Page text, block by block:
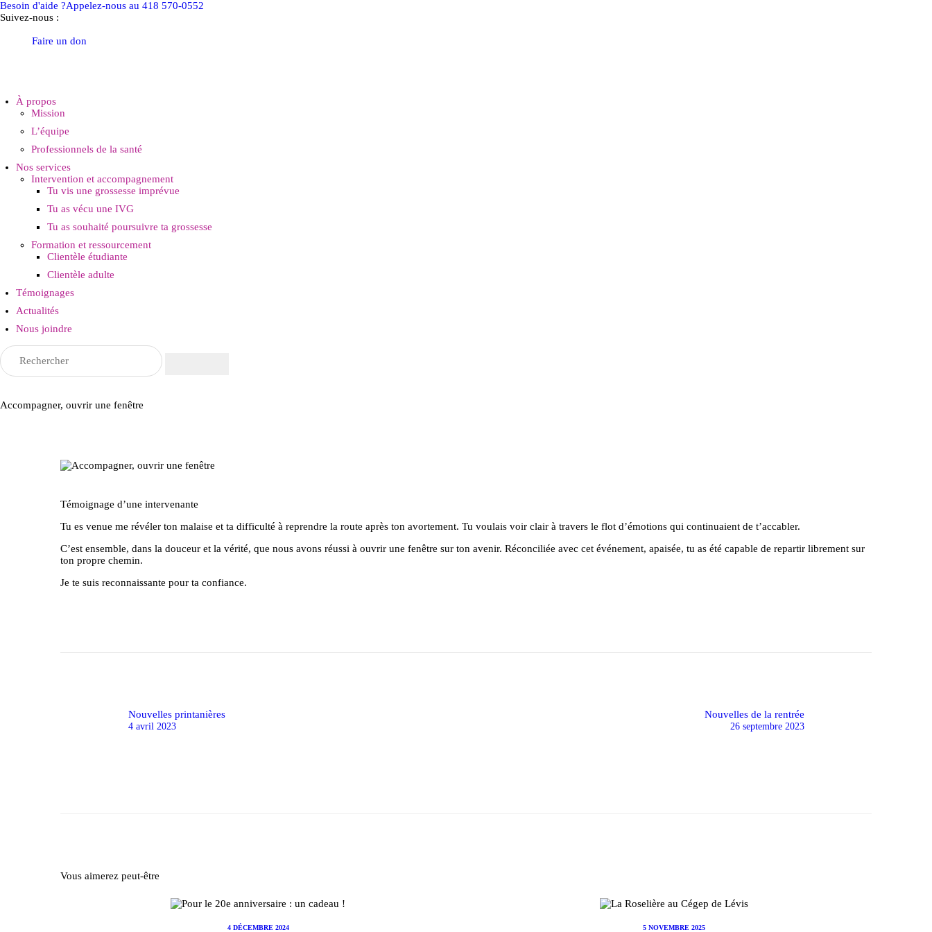
Besoin d'aide ?Appelez-nous au 418 570-0552
Suivez-nous :
Faire un don
À propos
Mission
L’équipe
Professionnels de la santé
Nos services
Intervention et accompagnement
Tu vis une grossesse imprévue
Tu as vécu une IVG
Tu as souhaité poursuivre ta grossesse
Formation et ressourcement
Clientèle étudiante
Clientèle adulte
Témoignages
Actualités
Nous joindre
Accompagner, ouvrir une fenêtre
Témoignage d’une intervenante
Tu es venue me révéler ton malaise et ta difficulté à reprendre la route après ton avortement. Tu voulais voir clair à travers le flot d’émotions qui continuaient de t’accabler.
C’est ensemble, dans la douceur et la vérité, que nous avons réussi à ouvrir une fenêtre sur ton avenir. Réconciliée avec cet événement, apaisée, tu as été capable de repartir librement sur
ton propre chemin.
Je te suis reconnaissante pour ta confiance.
Previous
post:
Nouvelles printanières
4 avril 2023
post:
Nouvelles de la rentrée
26 septembre 2023
Vous aimerez peut-être
4 DÉCEMBRE 2024 5 NOVEMBRE 2025